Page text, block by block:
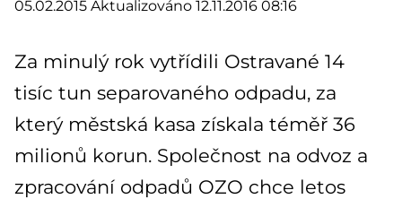
05.02.2015 Aktualizováno 12.11.2016 08:16
Za minulý rok vytřídili Ostravané 14
tisíc tun separovaného odpadu, za
který městská kasa získala téměř 36
milionů korun. Společnost na odvoz a
zpracování odpadů OZO chce letos